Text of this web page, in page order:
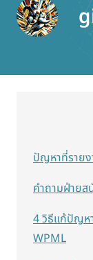
หลัก
ปัญหาที่รายง
คำถามฝ่าย
4 วิธีแก้ปัญห
WPML